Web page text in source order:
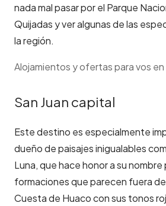
nada mal pasar por el Parque
Quijadas y ver algunas de las
la región.
Alojamientos y ofertas para vos en
San Juan capital
Este destino es especialmente
dueño de paisajes inigualables
Luna, que hace honor a su nombre
formaciones que parecen fuera
Cuesta de Huaco con sus tonos